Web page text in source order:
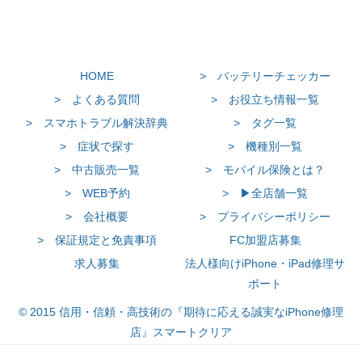
HOME
> バッテリーチェッカー
> よくある質問
> お役立ち情報一覧
> スマホトラブル解決辞典
> タグ一覧
> 症状で探す
> 機種別一覧
> 中古販売一覧
> モバイル保険とは？
> WEB予約
> ▶全店舗一覧
> 会社概要
> プライバシーポリシー
> 保証規定と免責事項
FC加盟店募集
求人募集
法人様向けiPhone・iPad修理サ
ポート
© 2015 信用・信頼・高技術の『期待に応える誠実なiPhone修理
店』スマートクリア